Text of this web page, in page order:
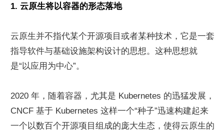
1. 云原生将以容器的形态落地
云原生并不指代某个开源项目或者某种技术，它是一套
指导软件与基础设施架构设计的思想。这种思想就
是“以应用为中心”。
2020 年，随着容器，尤其是 Kubernetes 的迅猛发展，
CNCF 基于 Kubernetes 这样一个“种子”迅速构建起来
一个以数百个开源项目组成的庞大生态，使得云原生的